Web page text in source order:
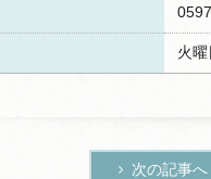
火曜
次の記事へ